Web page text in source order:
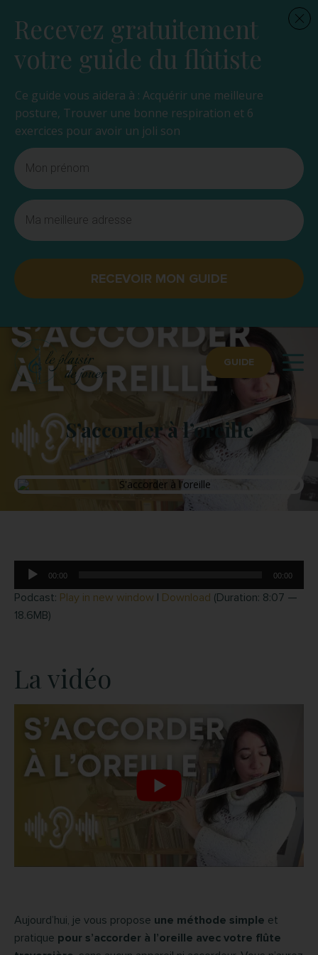
GUIDE
S’accorder à l’oreille
Lecteur
audio
00:00 00:00
Podcast: Play in new window | Download (Duration: 8:07 —
18.6MB)
La vidéo
Aujourd’hui, je vous propose une méthode simple et
pratique pour s’accorder à l’oreille avec votre flûte
Recevez gratuitement
votre guide du flûtiste
Ce guide vous aidera à : Acquérir une meilleure
posture, Trouver une bonne respiration et 6
exercices pour avoir un joli son
RECEVOIR MON GUIDE